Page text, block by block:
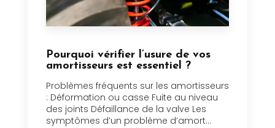
Pourquoi vérifier l’usure de vos
amortisseurs est essentiel ?
Problèmes fréquents sur les amortisseurs
: Déformation ou casse Fuite au niveau
des joints Défaillance de la valve Les
symptômes d’un problème d’amort...